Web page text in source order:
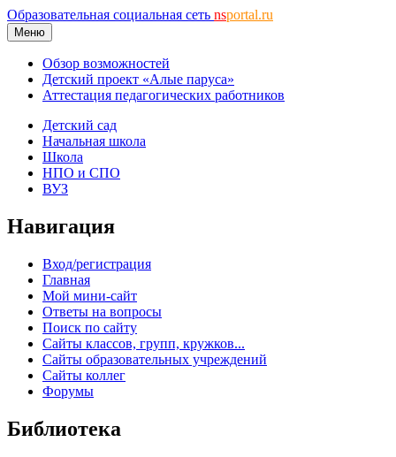
Образовательная социальная сеть nsportal.ru
Меню
Обзор возможностей
Детский проект «Алые паруса»
Аттестация педагогических работников
Детский сад
Начальная школа
Школа
НПО и СПО
ВУЗ
Навигация
Вход/регистрация
Главная
Мой мини-сайт
Ответы на вопросы
Поиск по сайту
Сайты классов, групп, кружков...
Сайты образовательных учреждений
Сайты коллег
Форумы
Библиотека